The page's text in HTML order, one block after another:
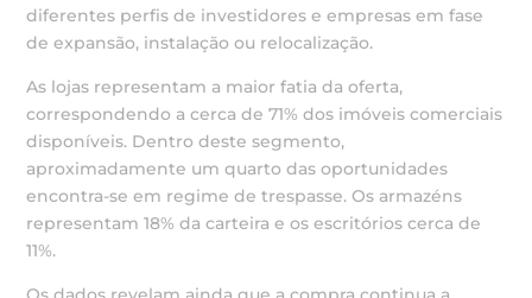
diferentes perfis de investidores e empresas em fase
de expansão, instalação ou relocalização.
As lojas representam a maior fatia da oferta,
correspondendo a cerca de 71% dos imóveis comerciais
disponíveis. Dentro deste segmento,
aproximadamente um quarto das oportunidades
encontra-se em regime de trespasse. Os armazéns
representam 18% da carteira e os escritórios cerca de
11%.